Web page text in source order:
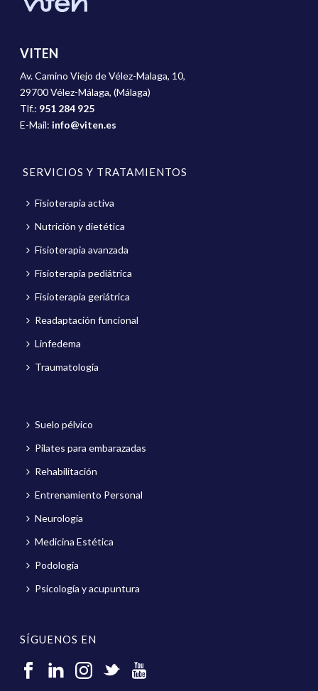
VITEN
Av. Camino Viejo de Vélez-Malaga, 10,
29700 Vélez-Málaga, (Málaga)
Tlf.: 951 284 925
E-Mail: info@viten.es
SERVICIOS Y TRATAMIENTOS
Fisioterapia activa
Nutrición y dietética
Fisioterapia avanzada
Fisioterapia pediátrica
Fisioterapia geriátrica
Readaptación funcional
Linfedema
Traumatología
Suelo pélvico
Pilates para embarazadas
Rehabilitación
Entrenamiento Personal
Neurología
Medicina Estética
Podología
Psicología y acupuntura
SÍGUENOS EN